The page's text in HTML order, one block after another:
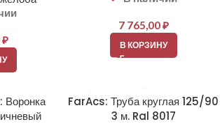
₽
7 765,00₽
В КОРЗИНУ
FarAcs: Труба круглая 125/90
3 м. Ral 8017